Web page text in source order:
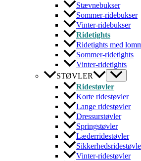
Stævnebukser
Sommer-ridebukser
Vinter-ridebukser
Ridetights
Ridetights med
Sommer-ridetights
Vinter-ridetights
STØVLER
Ridestøvler
Korte ridestøvler
Lange ridestøvler
Dressurstøvler
Springstøvler
Læderridestøvler
Vinter-ridestøvler